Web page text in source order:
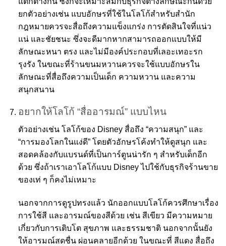
ยกตัวอย่างเช่น แบบอักษรที่ใช้ในโลโก้สำหรับสำนัก
กฎหมายควรจะสื่อถึงความแข็งแกร่ง การตัดสินใจที่แน่ว
แน่ และชัยชนะ ซึ่งจะดีมากหากสามารถออกแบบให้มี
ลักษณะหนา ตรง และไม่มีองค์ประกอบที่เลอะเทอะรก
รุงรัง ในขณะที่ร้านขนมหวานควรจะใช้แบบอักษรใน
ลักษณะที่สื่อถึงความเป็นเด็ก ความหวาน และความ
สนุกสนาน
อยากให้โลโก้ “สื่ออารมณ์” แบบไหน
ตัวอย่างเช่น โลโก้ของ Disney สื่อถึง “ความสนุก” และ
“การมองโลกในแง่ดี” โดยตัวอักษรโค้งทำให้ดูสนุก และ
สอดคล้องกับแบรนด์ที่เป็นการ์ตูนน่ารัก ๆ สำหรับเด็กอีก
ด้วย ซึ่งถ้าเราเอาโลโก้แบบ Disney ไปใช้กับธุรกิจร้านขาย
ของเท่ ๆ ก็คงไม่เหมาะ
นอกจากการดูรูปทรงแล้ว นักออกแบบโลโก้ควรศึกษาเรื่อง
การใช้สี และอารมณ์ของสีด้วย เช่น สีเขียว มีความหมาย
เกี่ยวกับการเติบโต สุขภาพ และธรรมชาติ นอกจากนั้นยัง
ให้อารมณ์สดชื่น ผ่อนคลายอีกด้วย ในขณะที่ สีแดง สื่อถึง